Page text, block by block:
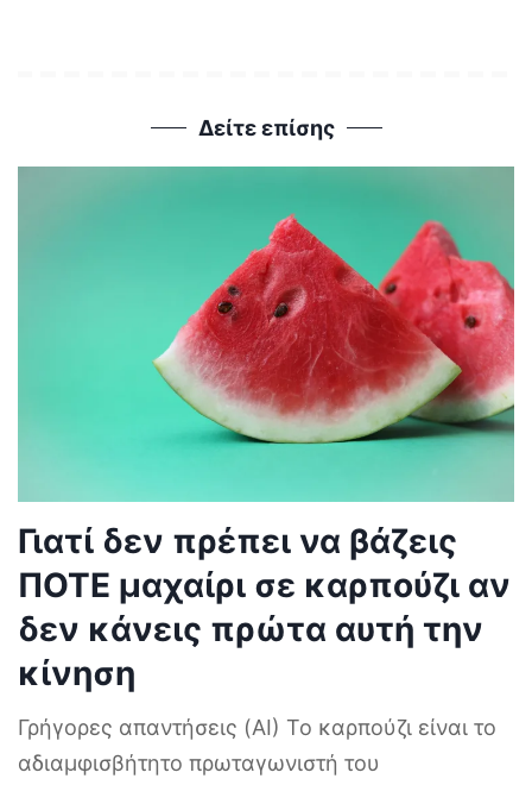
Δείτε επίσης
Γιατί δεν πρέπει να βάζεις
ΠΟΤΕ μαχαίρι σε καρπούζι αν
δεν κάνεις πρώτα αυτή την
κίνηση
Γρήγορες απαντήσεις (AI) Το καρπούζι είναι το
αδιαμφισβήτητο πρωταγωνιστή του